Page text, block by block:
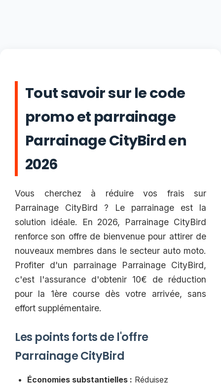
Tout savoir sur le code
promo et parrainage
Parrainage CityBird en
2026
Vous cherchez à réduire vos frais sur
Parrainage CityBird ? Le parrainage est la
solution idéale. En 2026, Parrainage CityBird
renforce son offre de bienvenue pour attirer de
nouveaux membres dans le secteur auto moto.
Profiter d'un parrainage Parrainage CityBird,
c'est l'assurance d'obtenir 10€ de réduction
pour la 1ère course dès votre arrivée, sans
effort supplémentaire.
Les points forts de l'offre
Parrainage CityBird
Économies substantielles : Réduisez